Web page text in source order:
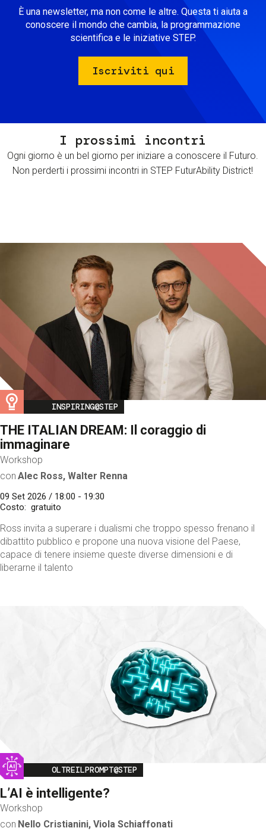
È una newsletter, ma non come le altre. Questa ti aiuta a
conoscere il mondo che cambia, la programmazione
scientifica e le iniziative STEP.
Iscriviti qui
I prossimi incontri
Ogni giorno è un bel giorno per iniziare a conoscere il Futuro.
Non perderti i prossimi incontri in STEP FuturAbility District!
Image
INSPIRING@STEP
THE ITALIAN DREAM: Il coraggio di
immaginare
Workshop
con Alec Ross, Walter Renna
09 Set 2026 / 18:00 - 19:30
Costo
gratuito
Ross invita a superare i dualismi che troppo spesso frenano il
dibattito pubblico e propone una nuova visione del Paese,
capace di tenere insieme queste diverse dimensioni e di
liberarne il talento
Image
OLTREILPROMPT@STEP
L’AI è intelligente?
Workshop
con Nello Cristianini, Viola Schiaffonati